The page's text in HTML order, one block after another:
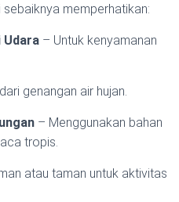
sebaiknya memperhatikan:
Udara – Untuk kenyamanan
genangan air hujan.
– Menggunakan bahan
tropis.
atau taman untuk aktivitas